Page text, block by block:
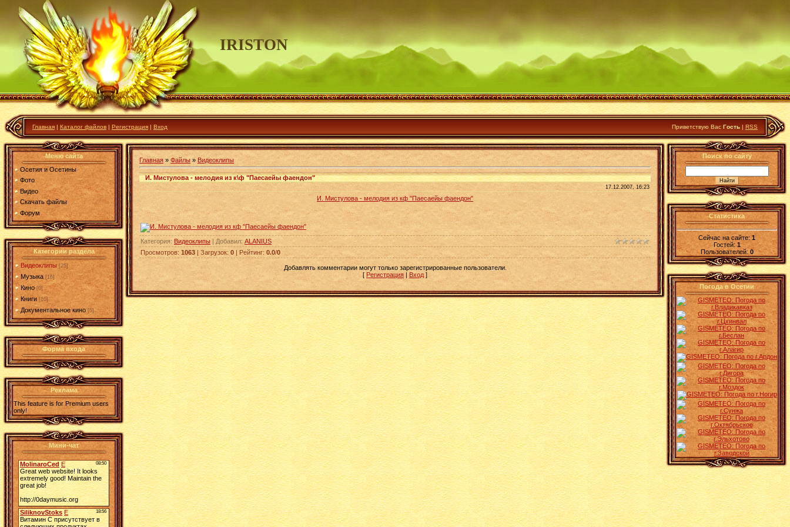
IRISTON
Главная | Каталог файлов | Регистрация | Вход Приветствую Вас Гость | RSS
Меню сайта
Осетия и Осетины
Фото
Видео
Скачать файлы
Форум
Категории раздела
Видеоклипы [25]
Музыка [16]
Кино [0]
Книги [10]
Документальное кино [5]
Форма входа
Реклама
This feature is for Premium users
only!
Мини-чат
Главная » Файлы » Видеоклипы
И. Мистулова - мелодия из к\ф "Паесаейы фаендон"
17.12.2007, 16:23
И. Мистулова - мелодия из кф "Паесаейы фаендон"
Категория: Видеоклипы | Добавил: ALANIUS
Просмотров: 1063 | Загрузок: 0 | Рейтинг: 0.0/0
Добавлять комментарии могут только зарегистрированные пользователи.
[ Регистрация | Вход ]
Поиск по сайту
Статистика
Сейчас на сайте: 1
Гостей:1
Пользователей: 0
Погода в Осетии